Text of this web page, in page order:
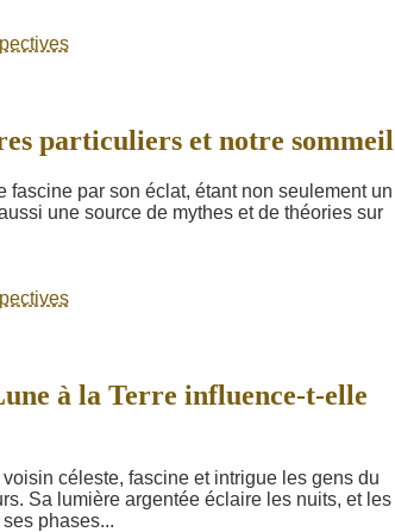
particuliers et notre sommeil
fascine par son éclat, étant non seulement un
une source de mythes et de théories sur
à la Terre influence-t-elle
céleste, fascine et intrigue les gens du
Sa lumière argentée éclaire les nuits, et les
phases...